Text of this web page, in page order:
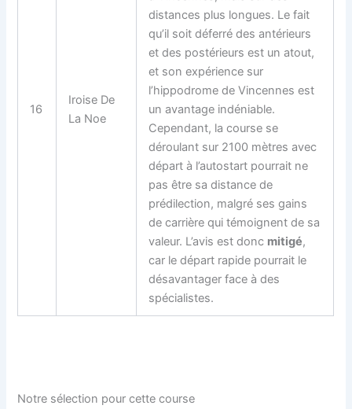
16
Iroise De
La Noe
distances plus longues. Le fait
qu’il soit déferré des antérieurs
et des postérieurs est un atout,
et son expérience sur
l’hippodrome de Vincennes est
un avantage indéniable.
Cependant, la course se
déroulant sur 2100 mètres avec
départ à l’autostart pourrait ne
pas être sa distance de
prédilection, malgré ses gains
de carrière qui témoignent de sa
valeur. L’avis est donc mitigé,
car le départ rapide pourrait le
désavantager face à des
spécialistes.
Notre sélection pour cette course